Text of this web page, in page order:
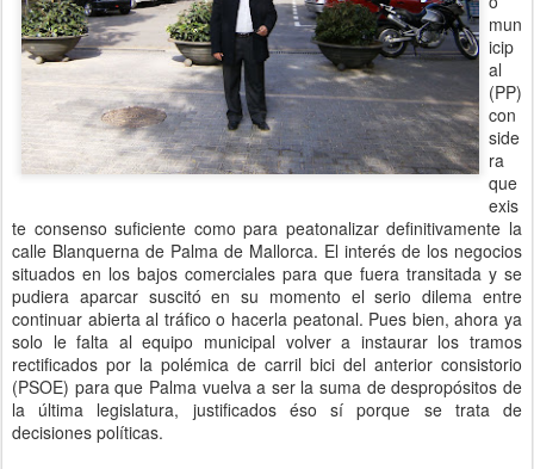
mun
icip
al
(PP)
con
side
ra
que
exis
te consenso suficiente como para peatonalizar definitivamente la
calle Blanquerna de Palma de Mallorca. El interés de los negocios
situados en los bajos comerciales para que fuera transitada y se
pudiera aparcar suscitó en su momento el serio dilema entre
continuar abierta al tráfico o hacerla peatonal. Pues bien, ahora ya
solo le falta al equipo municipal volver a instaurar los tramos
rectificados por la polémica de carril bici del anterior consistorio
(PSOE) para que Palma vuelva a ser la suma de despropósitos de
la última legislatura, justificados éso sí porque se trata de
decisiones políticas.